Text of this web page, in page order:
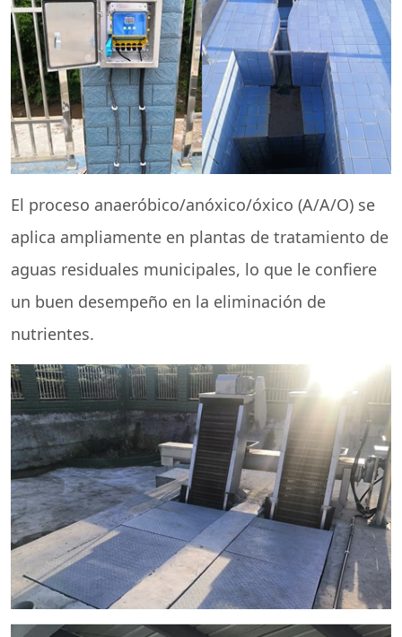
El proceso anaeróbico/anóxico/óxico (A/A/O) se
aplica ampliamente en plantas de tratamiento de
aguas residuales municipales, lo que le confiere
un buen desempeño en la eliminación de
nutrientes.